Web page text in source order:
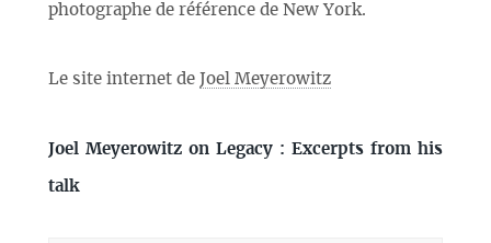
photographe de référence de New York.
Le site internet de Joel Meyerowitz
Joel Meyerowitz on Legacy : Excerpts from his
talk